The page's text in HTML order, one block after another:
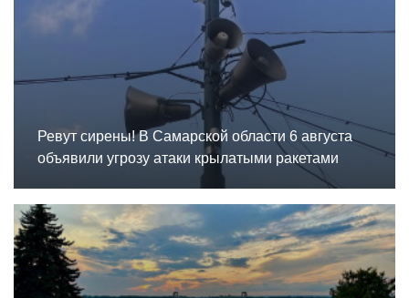
Ревут сирены! В Самарской области 6 августа
объявили угрозу атаки крылатыми ракетами